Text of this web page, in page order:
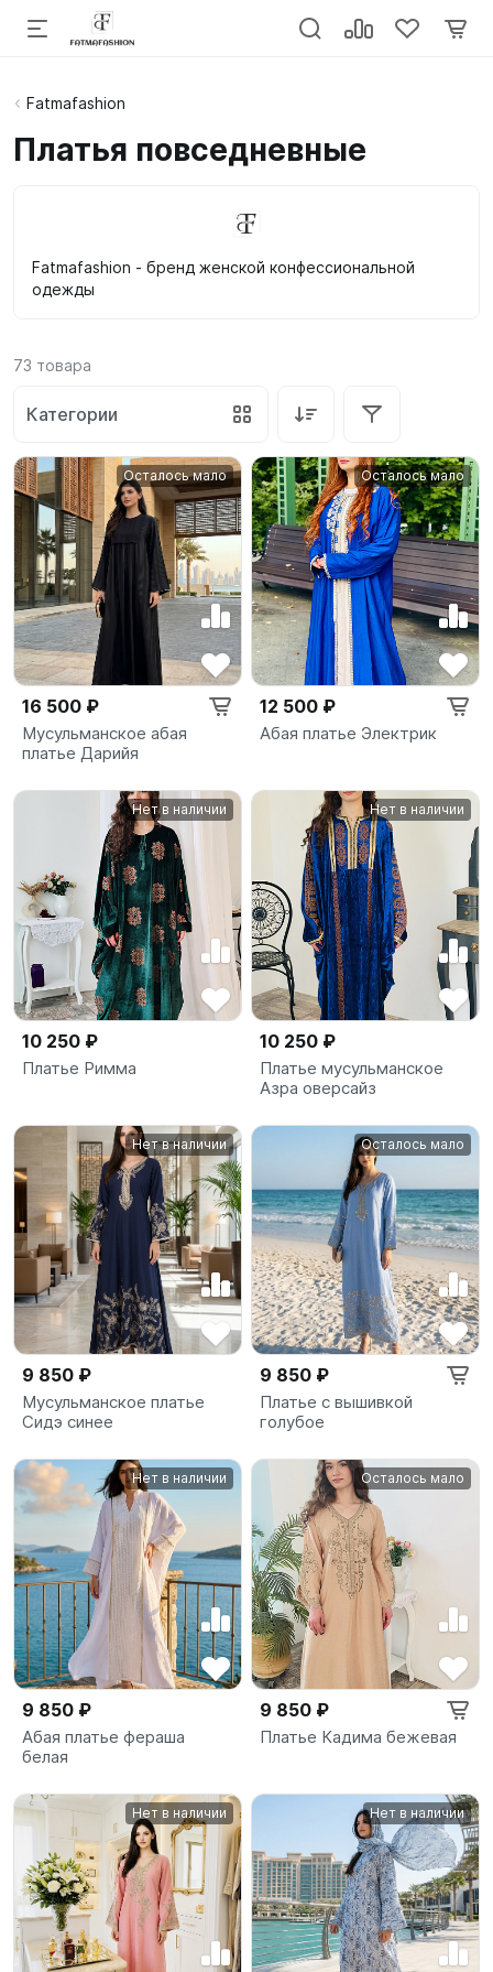
Fatmafashion
Платья повседневные
Fatmafashion - бренд женской конфессиональной
одежды
73 товара
Категории
Осталось мало
16 500 ₽
Мусульманское абая
платье Дарийя
Осталось мало
12 500 ₽
Абая платье Электрик
Нет в наличии
10 250 ₽
Платье Римма
Нет в наличии
10 250 ₽
Платье мусульманское
Азра оверсайз
Нет в наличии
9 850 ₽
Мусульманское платье
Сидэ синее
Осталось мало
9 850 ₽
Платье с вышивкой
голубое
Нет в наличии
9 850 ₽
Абая платье фераша
белая
Осталось мало
9 850 ₽
Платье Кадима бежевая
Нет в наличии Нет в наличии